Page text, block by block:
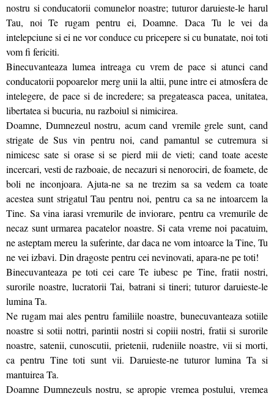
nostru si conducatorii comunelor noastre; tuturor daruieste-le harul
Tau, noi Te rugam pentru ei, Doamne. Daca Tu le vei da
intelepciune si ei ne vor conduce cu pricepere si cu bunatate, noi toti
vom fi fericiti.
Binecuvanteaza lumea intreaga cu vrem de pace si atunci cand
conducatorii popoarelor merg unii la altii, pune intre ei atmosfera de
intelegere, de pace si de incredere; sa pregateasca pacea, unitatea,
libertatea si bucuria, nu razboiul si nimicirea.
Doamne, Dumnezeul nostru, acum cand vremile grele sunt, cand
strigate de Sus vin pentru noi, cand pamantul se cutremura si
nimicesc sate si orase si se pierd mii de vieti; cand toate aceste
incercari, vesti de razboaie, de necazuri si nenorociri, de foamete, de
boli ne inconjoara. Ajuta-ne sa ne trezim sa sa vedem ca toate
acestea sunt strigatul Tau pentru noi, pentru ca sa ne intoarcem la
Tine. Sa vina iarasi vremurile de inviorare, pentru ca vremurile de
necaz sunt urmarea pacatelor noastre. Si cata vreme noi pacatuim,
ne asteptam mereu la suferinte, dar daca ne vom intoarce la Tine, Tu
ne vei izbavi. Din dragoste pentru cei nevinovati, apara-ne pe toti!
Binecuvanteaza pe toti cei care Te iubesc pe Tine, fratii nostri,
surorile noastre, lucratorii Tai, batrani si tineri; tuturor daruieste-le
lumina Ta.
Ne rugam mai ales pentru familiile noastre, bunecuvanteaza sotiile
noastre si sotii nottri, parintii nostri si copiii nostri, fratii si surorile
noastre, satenii, cunoscutii, prietenii, rudeniile noastre, vii si morti,
ca pentru Tine toti sunt vii. Daruieste-ne tuturor lumina Ta si
mantuirea Ta.
Doamne Dumnezeuls nostru, se apropie vremea postului, vremea